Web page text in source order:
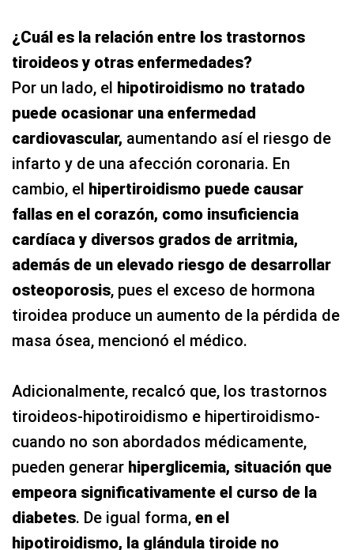
¿Cuál es la relación entre los trastornos
tiroideos y otras enfermedades?
Por un lado, el hipotiroidismo no tratado
puede ocasionar una enfermedad
cardiovascular, aumentando así el riesgo de
infarto y de una afección coronaria. En
cambio, el hipertiroidismo puede causar
fallas en el corazón, como insuficiencia
cardíaca y diversos grados de arritmia,
además de un elevado riesgo de desarrollar
osteoporosis, pues el exceso de hormona
tiroidea produce un aumento de la pérdida de
masa ósea, mencionó el médico.
Adicionalmente, recalcó que, los trastornos
tiroideos-hipotiroidismo e hipertiroidismo-
cuando no son abordados médicamente,
pueden generar hiperglicemia, situación que
empeora significativamente el curso de la
diabetes. De igual forma, en el
hipotiroidismo, la glándula tiroide no